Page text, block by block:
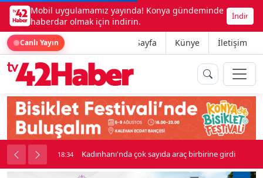
Mobil uygulamamız yayında! Konya gündeminde
haberdar olmak için indirin.
İndir
Canlı Yayın Ana Sayfa Künye İletişim
soygun 18:34 Kadınhanı'nda çok sayıda araç birbirine girdi